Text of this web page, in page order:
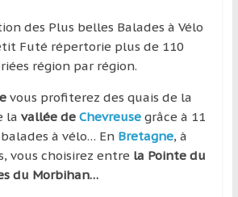
des Plus belles Balades à Vélo
Futé répertorie plus de 110
région par région.
vous profiterez des quais de la
la vallée de Chevreusegrâce à 11
à vélo… En Bretagne, à
vous choisirez entre la Pointe du
du Morbihan…